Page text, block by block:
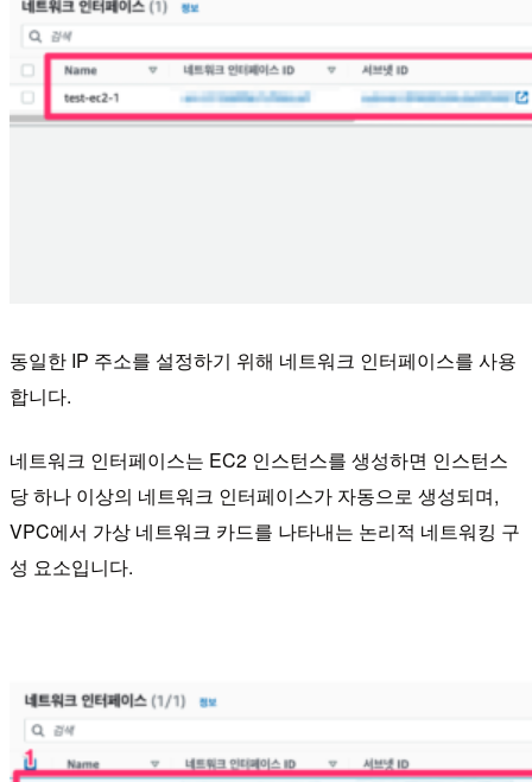
동일한 IP 주소를 설정하기 위해 네트워크 인터페이스를 사용
합니다.
네트워크 인터페이스는 EC2 인스턴스를 생성하면 인스턴스
당 하나 이상의 네트워크 인터페이스가 자동으로 생성되며,
VPC에서 가상 네트워크 카드를 나타내는 논리적 네트워킹 구
성 요소입니다.